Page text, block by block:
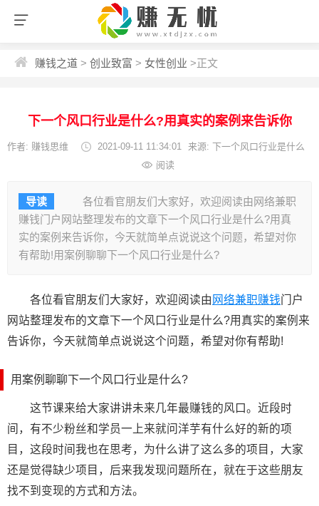
赚钱之道 > 创业致富 > 女性创业 >正文
下一个风口行业是什么?用真实的案例来告诉你
作者: 赚钱思维 2021-09-11 11:34:01 来源: 下一个风口行业是什么
阅读
导读
各位看官朋友们大家好，欢迎阅读由网络兼职
赚钱门户网站整理发布的文章下一个风口行业是什么?用真
实的案例来告诉你，今天就简单点说说这个问题，希望对你
有帮助!用案例聊聊下一个风口行业是什么?
各位看官朋友们大家好，欢迎阅读由 网络兼职赚钱门户
网站整理发布的文章下一个风口行业是什么?用真实的案例来
告诉你，今天就简单点说说这个问题，希望对你有帮助!
用案例聊聊下一个风口行业是什么?
这节课来给大家讲讲未来几年最赚钱的风口。近段时
间，有不少粉丝和学员一上来就问洋芋有什么好的新的项
目，这段时间我也在思考，为什么讲了这么多的项目，大家
还是觉得缺少项目，后来我发现问题所在，就在于这些朋友
找不到变现的方式和方法。